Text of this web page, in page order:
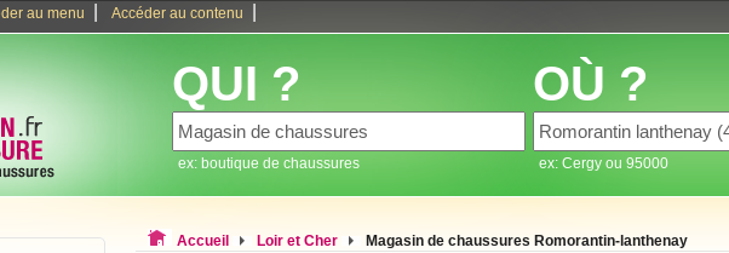
au menu Accéder au contenu
QUI ?
ex: boutique de chaussures
OÙ ?
ex: Cergy ou 95000
Accueil Loir et Cher Magasin de chaussures Romorantin-lanthenay